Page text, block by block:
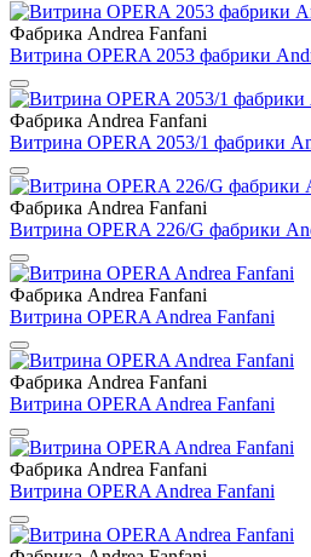
Фабрика Andrea Fanfani
Витрина OPERA 2053 фабрики
Фабрика Andrea Fanfani
Витрина OPERA 2053/1 фабрики
Фабрика Andrea Fanfani
Витрина OPERA 226/G фабрики
Фабрика Andrea Fanfani
Витрина OPERA Andrea Fanfani
Фабрика Andrea Fanfani
Витрина OPERA Andrea Fanfani
Фабрика Andrea Fanfani
Витрина OPERA Andrea Fanfani